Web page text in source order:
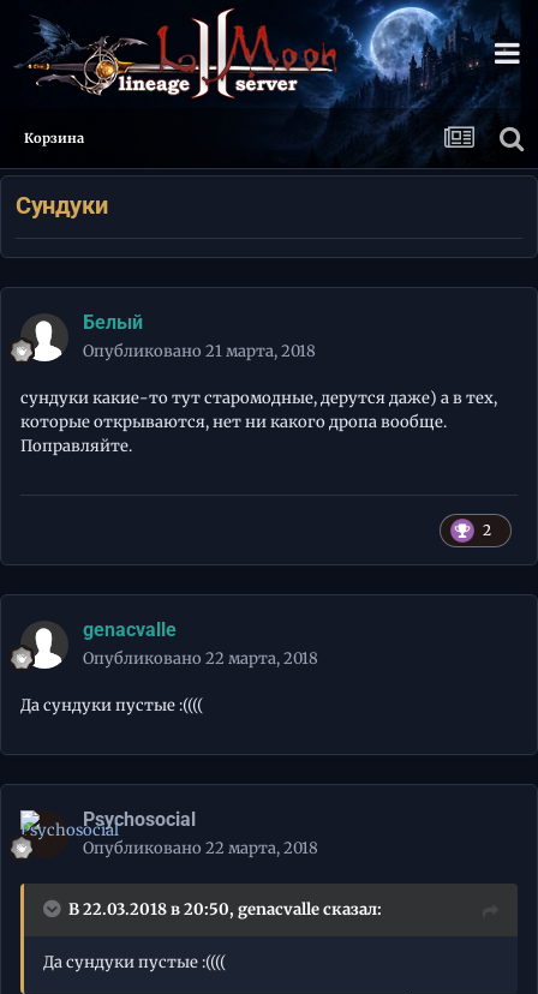
Корзина
Сундуки
Белый
Опубликовано 21 марта, 2018
сундуки какие-то тут старомодные, дерутся даже) а в тех,
которые открываются, нет ни какого дропа вообще.
Поправляйте.
2
genacvalle
Опубликовано 22 марта, 2018
Да сундуки пустые :((((
Psychosocial
Опубликовано 22 марта, 2018
В 22.03.2018 в 20:50, genacvalleсказал:
Да сундуки пустые :((((